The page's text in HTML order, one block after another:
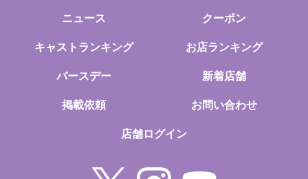
ニュース クーポン
キャストランキング お店ランキング
バースデー 新着店舗
掲載依頼 お問い合わせ
店舗ログイン